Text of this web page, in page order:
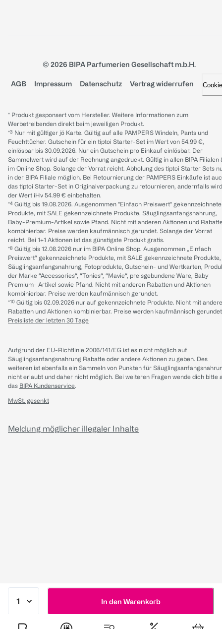
In den Warenkorb
© 2026 BIPA Parfumerien Gesellschaft m.b.H.
AGB Impressum Datenschutz Vertrag widerrufen
* Produkt gesponsert vom Hersteller. Weitere Informationen zum
Werbetreibenden direkt beim jeweiligen Produkt.
*³ Nur mit gültiger jö Karte. Gültig auf alle PAMPERS Windeln, Pants und
Feuchttücher. Gutschein für ein tiptoi Starter-Set im Wert von 54.99 €,
einlösbar bis 30.09.2026. Nur ein Gutschein pro Einkauf einlösbar. Der
Sammelwert wird auf der Rechnung angedruckt. Gültig in allen BIPA Filialen
im Online Shop. Solange der Vorrat reicht. Abholung des tiptoi Starter Sets
in der BIPA Filiale möglich. Bei Retournierung der PAMPERS Einkäufe ist
das tiptoi Starter-Set in Originalverpackung zu retournieren, andernfalls wird
der Wert iHv 54.99 € einbehalten.
*⁴ Gültig bis 19.08.2026. Ausgenommen "Einfach Preiswert" gekennzeichnete
Produkte, mit SALE gekennzeichnete Produkte, Säuglingsanfangsnahrung,
Baby-Premium-Artikel sowie Pfand. Nicht mit anderen Aktionen und
kombinierbar. Preise werden kaufmännisch gerundet. Solange der Vorrat
reicht. Bei 1+1 Aktionen ist das günstigste Produkt gratis.
*⁸ Gültig bis 12.08.2026 nur im BIPA Online Shop. Ausgenommen „Einfach
Preiswert“ gekennzeichnete Produkte, mit SALE gekennzeichnete Produkte,
Säuglingsanfangsnahrung, Fotoprodukte, Gutschein- und Wertkarten,
der Marke “Accessories“, “Tonies“, “Mavie“, preisgebundene Ware, Baby
Premium- Artikel sowie Pfand. Nicht mit anderen Rabatten und Aktionen
kombinierbar. Preise werden kaufmännisch gerundet.
*¹⁰ Gültig bis 02.09.2026 nur auf gekennzeichnete Produkte. Nicht mit
Rabatten und Aktionen kombinierbar. Preise werden kaufmännisch
Preisliste der letzten 30 Tage
Aufgrund der EU-Richtlinie 2006/141/EG ist es nicht möglich auf
Säuglingsanfangsnahrung Rabatte oder andere Aktionen zu geben. Des
weiteren ist ebenfalls ein Sammeln von Punkten für
nicht erlaubt und daher nicht möglich. Bei weiteren Fragen wende dich bitte
das BIPA Kundenservice.
MwSt. gesenkt
Meldung möglicher illegaler Inhalte